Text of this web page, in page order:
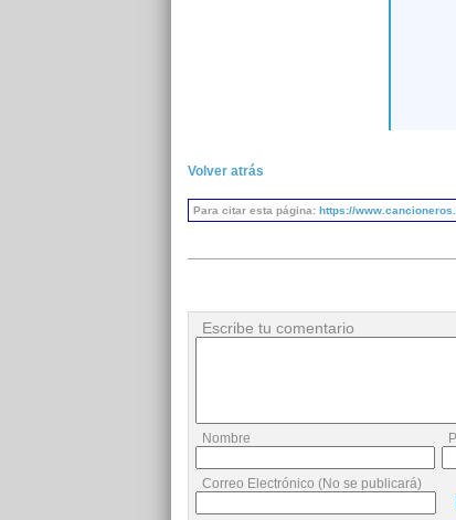
Volver atrás
Para citar esta página: https://
Escribe tu comentario
Nombre
Correo Electrónico (No se publicará)